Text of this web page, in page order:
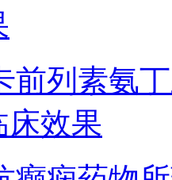
前列素氨
床效果